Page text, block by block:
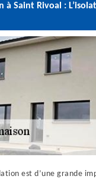
à Saint Rivoal :
est d’une grande